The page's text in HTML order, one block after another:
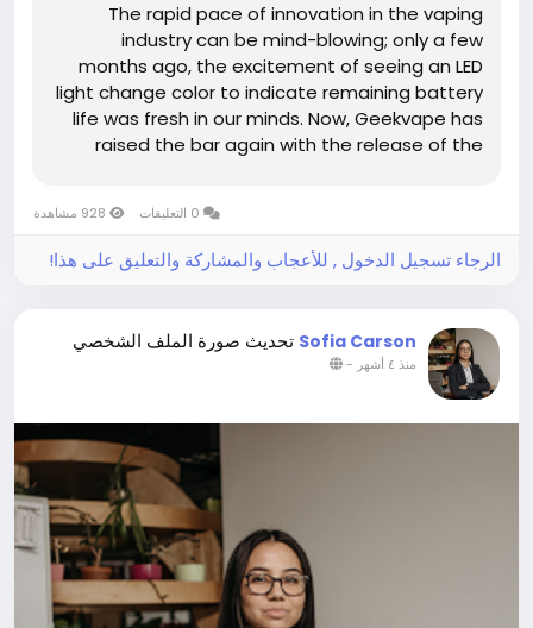
The rapid pace of innovation in the vaping
industry can be mind-blowing; only a few
months ago, the excitement of seeing an LED
light change color to indicate remaining battery
life was fresh in our minds. Now, Geekvape has
raised the bar again with the release of the
shows very cool 3D animations of...
الرجاء تسجيل الدخول , للأعجاب والمشاركة والتعليق على هذا!
Sofia Carson تحديث صورة الملف الشخصي
منذ ٤ أشهر -